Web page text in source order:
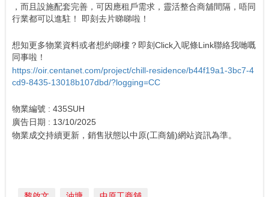
，而且設施配套完善，可因應租戶需求，靈活整合商舖間隔，唔同
行業都可以進駐！ 即刻去片睇睇啦！
想知更多物業資料或者想約睇樓？即刻Click入呢條Link聯絡我哋嘅
同事啦！
https://oir.centanet.com/project/chill-residence/b44f19a1-3bc7-4
cd9-8435-13018b107dbd/?logging=CC
物業編號 : 435SUH
廣告日期 : 13/10/2025
物業成交持續更新，銷售狀態以中原(工商舖)網站資訊為準。